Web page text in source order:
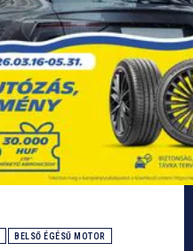
BELSŐ ÉGÉSŰ MOTOR